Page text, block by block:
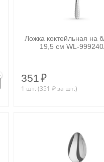
Ложка коктейльная на
19,5 см
351 ₽
1 шт. (351 ₽за шт.)